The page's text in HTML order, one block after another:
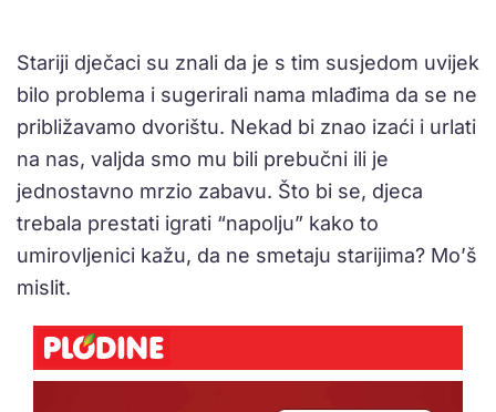
Stariji dječaci su znali da je s tim susjedom uvijek
bilo problema i sugerirali nama mlađima da se ne
približavamo dvorištu. Nekad bi znao izaći i urlati
na nas, valjda smo mu bili prebučni ili je
jednostavno mrzio zabavu. Što bi se, djeca
trebala prestati igrati “napolju” kako to
umirovljenici kažu, da ne smetaju starijima? Mo’š
mislit.